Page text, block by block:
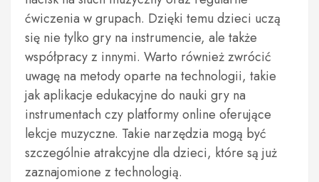
ćwiczenia w grupach. Dzięki temu dzieci uczą
się nie tylko gry na instrumencie, ale także
współpracy z innymi. Warto również zwrócić
uwagę na metody oparte na technologii, takie
jak aplikacje edukacyjne do nauki gry na
instrumentach czy platformy online oferujące
lekcje muzyczne. Takie narzędzia mogą być
szczególnie atrakcyjne dla dzieci, które są już
zaznajomione z technologią.